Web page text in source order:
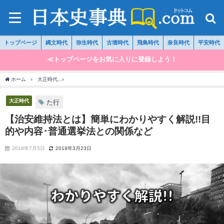
トップページ 縄文時代 弥生時代 古墳時代 飛鳥時代 奈良時代 平安時代
≪トップページをお気に入りに登録しよう！
ホーム 大正時代
大正時代 た行
【治安維持法とは】簡単にわかりやすく解説!!目
的や内容･普通選挙法との関係など
2018年7月5日 2019年3月23日